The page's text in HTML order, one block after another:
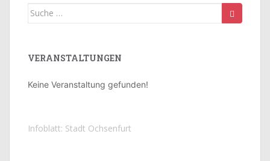
Suche
VERANSTALTUNGEN
Keine Veranstaltung gefunden!
Infoblatt: Stadt Ochsenfurt